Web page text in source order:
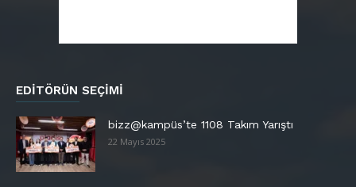
EDITÖRÜN SEÇIMI
bizz@kampüs’te 1108 Takım Yarıştı
22 Mayıs 2025